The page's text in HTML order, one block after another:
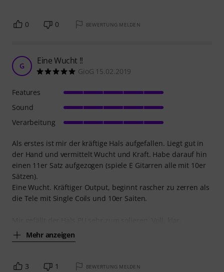
0 0 BEWERTUNG MELDEN
G Eine Wucht !!
GioG 15.02.2019
Als erstes ist mir der kräftige Hals aufgefallen. Liegt gut in
der Hand und vermittelt Wucht und Kraft. Habe darauf hin
einen 11er Satz aufgezogen (spiele E Gitarren alle mit 10er
Sätzen).
Eine Wucht. Kräftiger Output, beginnt rascher zu zerren als
die Tele mit Single Coils und 10er Saiten.
Mehr anzeigen
Features
Sound
Verarbeitung
3 1 BEWERTUNG MELDEN